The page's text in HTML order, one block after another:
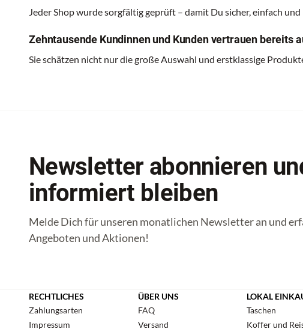
Jeder Shop wurde sorgfältig geprüft – damit Du sicher, einfach
Zehntausende Kundinnen und Kunden vertrauen bereits
Sie schätzen nicht nur die große Auswahl und erstklassige
Newsletter abonnieren
informiert bleiben
Melde Dich für unseren monatlichen Newsletter an und
Angeboten und Aktionen!
ÜBER UNS
FAQ
Versand
LOKAL
Taschen
Koffer und
RECHTLICHES
Zahlungsarten
Impressum